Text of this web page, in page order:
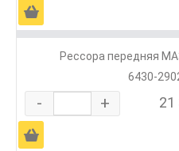
Ä
Рессора передняя
6430-
- + 21
Ä